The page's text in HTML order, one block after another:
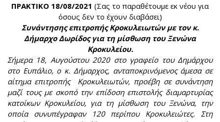
ΠΡΑΚΤΙΚΟ 18/08/2021 (Σας το παραθέτουμε εκ νέου για
όσους δεν το έχουν διαβάσει)
Συνάντησης επιτροπής Κροκυλειωτών με τον κ.
Δήμαρχο Δωρίδος για τη μίσθωση του Ξενώνα
Κροκυλείου.
Σήμερα 18, Αυγούστου 2020 στο γραφείο του Δημάρχου
στο Ευπάλιο, ο κ. Δήμαρχος, ανταποκρινόμενος άμεσα σε
αίτημα επιτροπής Κροκυλειωτών, προέβη σε συνάντηση
μαζί τους με σκοπό την επίδοση επιστολής διαμαρτυρίας
κατοίκων Κροκυλείου, για τη μίσθωση του Ξενώνα, την
οποία συνυπέγραφαν 120 περίπου Κροκυλειώτες. Στη